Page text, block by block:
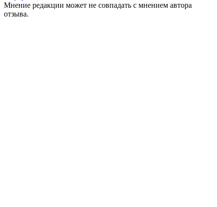
Мнение редакции может не совпадать с мнением автора
отзыва.